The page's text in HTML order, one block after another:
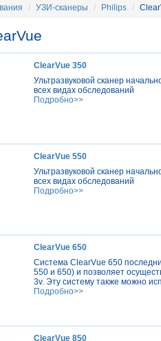
УЗИ-сканеры Philips
ClearVue 350
Ультразвуковой сканер
всех видах обследований
Подробно>>
ClearVue 550
Ультразвуковой сканер
всех видах обследований
Подробно>>
ClearVue 650
Система ClearVue 650
550 и 650) и позволяет
3v. Эту систему также можно
Подробно>>
ClearVue 850